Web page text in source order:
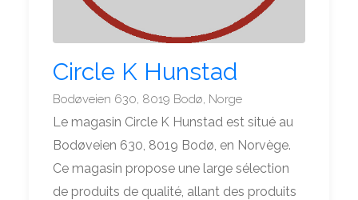
Circle K Hunstad
Bodøveien 630, 8019 Bodø, Norge
Le magasin Circle K Hunstad est situé au
Bodøveien 630, 8019 Bodø, en Norvège.
Ce magasin propose une large sélection
de produits de qualité, allant des produits